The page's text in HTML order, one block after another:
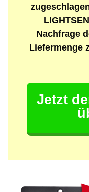
Nachfrage
Liefermenge
Jetzt